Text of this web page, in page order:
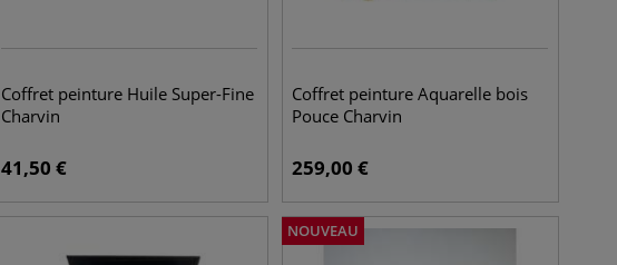
Coffret peinture Huile Super-Fine
Charvin
41,50 €
Coffret peinture Aquarelle bois
Pouce Charvin
259,00 €
NOUVEAU